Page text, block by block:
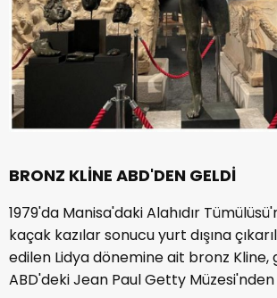
BRONZ KLİNE ABD'DEN GELDİ
1979'da Manisa'daki Alahıdır
kaçak kazılar sonucu yurt dışına
edilen Lidya dönemine ait bronz Kline,
ABD'deki Jean Paul Getty Müzesi'nden